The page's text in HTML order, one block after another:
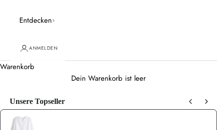
Entdecken
ANMELDEN
Warenkorb
Dein Warenkorb ist leer
Unsere Topseller
Use the Previous and Next buttons to navigate through product